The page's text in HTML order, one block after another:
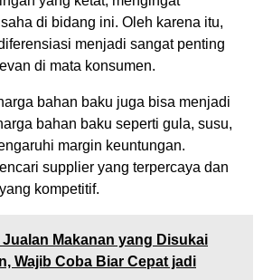
di bidang ini. Oleh karena itu,
menjadi sangat penting
di mata konsumen.
bahan baku juga bisa menjadi
bahan baku seperti gula, susu,
margin keuntungan.
supplier yang terpercaya dan
kompetitif.
Jualan Makanan yang Disukai
Wajib Coba Biar Cepat jadi